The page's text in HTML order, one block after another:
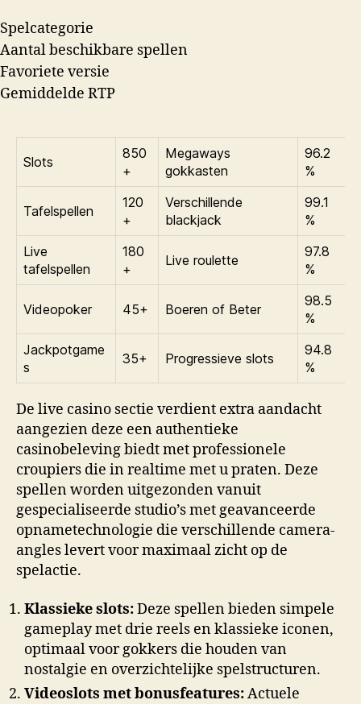
Spelcategorie
Aantal beschikbare spellen
Favoriete versie
Gemiddelde RTP
Slots
850
+
Megaways
gokkasten
96.2
%
Tafelspellen
120
+
Verschillende
blackjack
99.1
%
Live
tafelspellen
180
+
Live roulette
97.8
%
Videopoker 45+ Boeren of Beter
98.5
%
Jackpotgame
s
35+ Progressieve slots
94.8
%
De live casino sectie verdient extra aandacht
aangezien deze een authentieke
casinobeleving biedt met professionele
croupiers die in realtime met u praten. Deze
spellen worden uitgezonden vanuit
gespecialiseerde studio’s met geavanceerde
opnametechnologie die verschillende camera-
angles levert voor maximaal zicht op de
spelactie.
Klassieke slots:Deze spellen bieden simpele
gameplay met drie reels en klassieke iconen,
optimaal voor gokkers die houden van
nostalgie en overzichtelijke spelstructuren.
Videoslots met bonusfeatures:Actuele